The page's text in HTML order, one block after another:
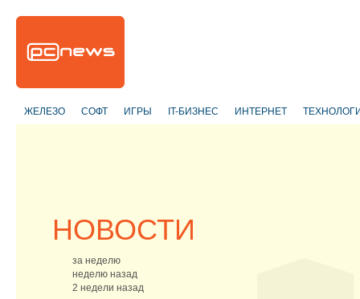
ЖЕЛЕЗО СОФТ ИГРЫ IT-БИЗНЕС ИНТЕРНЕТ
НОВОСТИ
за неделю
неделю назад
2 недели назад